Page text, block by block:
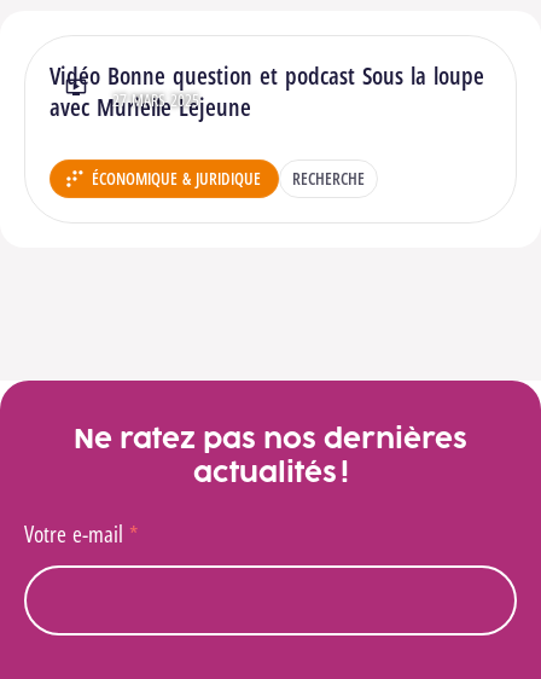
Vidéo Bonne question et podcast Sous la loupe
avec Murielle Lejeune
DÉPARTEMENT :
ÉCONOMIQUE & JURIDIQUE RECHERCHE
Type : Vidéos
27 MARS 2025
Ne ratez pas nos dernières
actualités !
Votre e-mail *